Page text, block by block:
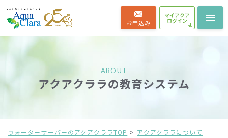
お申込み
マイアクア
ログイン
ABOUT
アクアクララの教育システム
ウォーターサーバーのアクアクララTOP
アクアクララについて